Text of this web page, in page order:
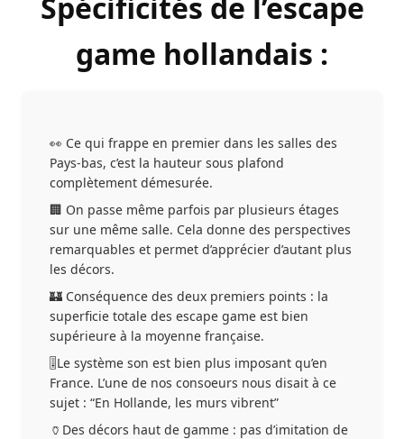
game hollandais :
👀 Ce qui frappe en premier dans les salles des
Pays-bas, c’est la hauteur sous plafond
complètement démesurée.
🏢 On passe même parfois par plusieurs étages
sur une même salle. Cela donne des perspectives
remarquables et permet d’apprécier d’autant plus
les décors.
🏰 Conséquence des deux premiers points : la
superficie totale des escape game est bien
supérieure à la moyenne française.
🎚Le système son est bien plus imposant qu’en
France. L’une de nos consoeurs nous disait à ce
sujet : “En Hollande, les murs vibrent”
🏺Des décors haut de gamme : pas d’imitation de